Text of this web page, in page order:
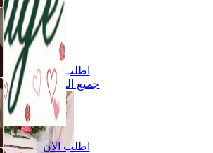
اطلب الان
جميع المنتجات
اطلب الان